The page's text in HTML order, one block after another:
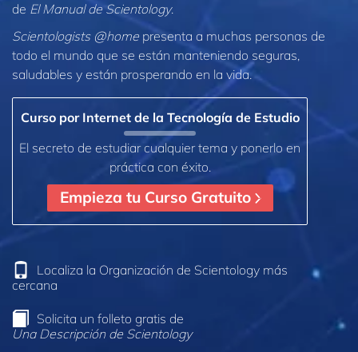
de El Manual de Scientology.
Scientologists @home presenta a muchas personas de
todo el mundo que se están manteniendo seguras,
saludables y están prosperando en la vida.
Curso por Internet de la Tecnología de Estudio
El secreto de estudiar cualquier tema y ponerlo en
práctica con éxito.
Empieza tu Curso Gratuito
Localiza la Organización de Scientology más
cercana
Solicita un folleto gratis de
Una Descripción de Scientology